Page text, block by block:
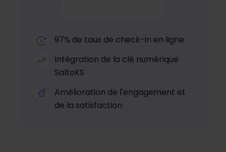
97% de taux de check-in en ligne
Intégration de la clé numérique
SaltoKS
Amélioration de l'engagement et
de la satisfaction